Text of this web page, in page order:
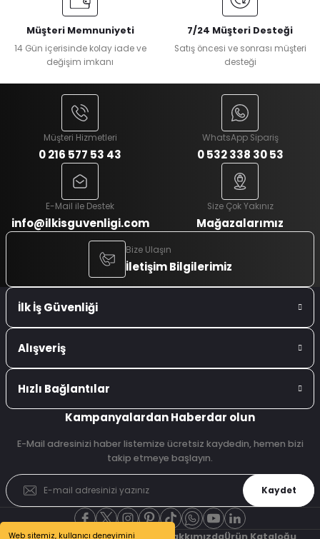
Web sitemiz, kullanıcı deneyimini
Müşteri Memnuniyeti
14 Gün içerisinde kolay iade ve
değişim imkanı
7/24 Müşteri Desteği
Satış öncesi ve sonrası müşteri
desteği
Müşteri Hizmetleri
0 216 577 53 43
WhatsApp Sipariş
0 532 338 30 53
E-Mail ile Destek
info@ilkisguvenligi.com
Size Çok Yakınız
Mağazalarımız
Bize Ulaşın
İletişim Bilgilerimiz
İlk İş Güvenliği
Alışveriş
Hızlı Bağlantılar
Kampanyalardan Haberdar olun
E-Mail adresinizi haber listemize ücretsiz kaydedin, hemen bizi
takip etmeye başlayın.
Kaydet